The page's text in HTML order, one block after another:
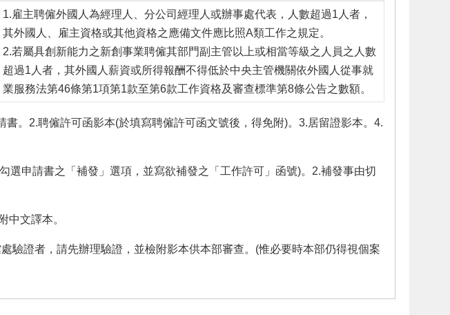
1.雇主聘僱外國人為經理人、分公司經理人或辦事處代表，人數超過1人者，
其外國人、雇主資格或其他資格之應備文件應比照A類工作之規定。
2.若屬具創新能力之新創事業聘僱其部門副主管以上或相當等級之人員之人數
超過1人者，其外國人薪資或所得報酬不得低於中央主管機關依外國人從事就
業服務法第46條第1項第1款至第6款工作資格及審查標準第8條公告之數額。
。2.聘僱許可函影本(於填寫聘僱許可函文號後，得免附)。3.居留證影本。4.
選申請書之「補發」選項，並寫欲補發之「工作許可」函號)。2.補發事由切
中文譯本。
驗證者，請先辦理驗證，並檢附影本供本部審查。(惟必要時本部仍得視個案